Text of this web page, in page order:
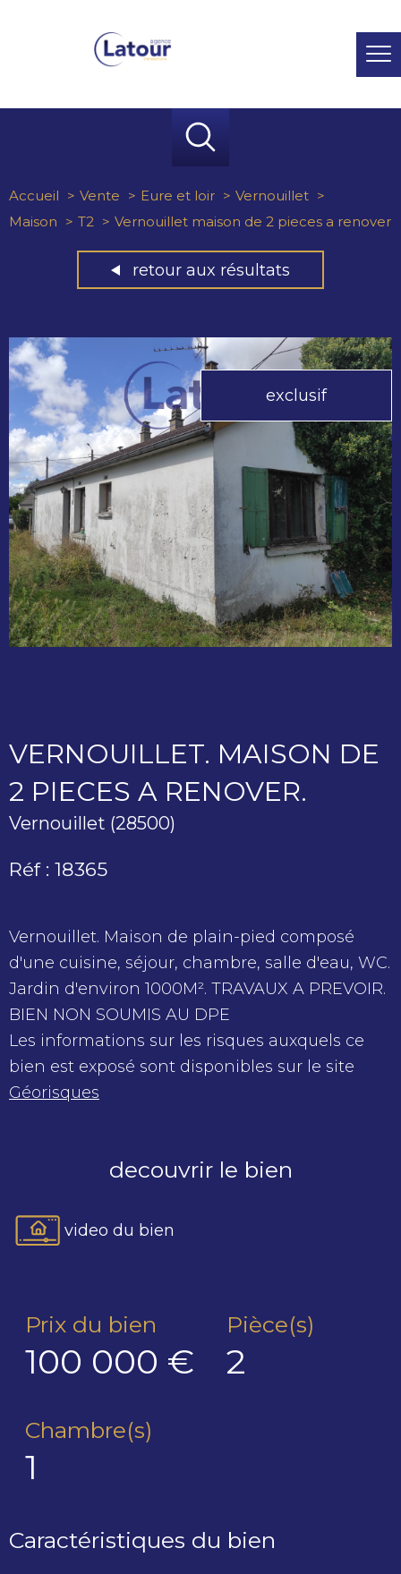
Accueil Vente Eure et loir
Vernouillet
Maison
T2 Vernouillet maison de 2 pieces a renover
retour aux résultats
exclusif
VERNOUILLET. MAISON DE
2 PIECES A RENOVER.
Vernouillet (28500)
Réf : 18365
Vernouillet. Maison de plain-pied composé
d'une cuisine, séjour, chambre, salle d'eau, WC.
Jardin d'environ 1000M². TRAVAUX A PREVOIR.
BIEN NON SOUMIS AU DPE
Les informations sur les risques auxquels ce
bien est exposé sont disponibles sur le site
Géorisques
decouvrir le bien
video du bien
Prix du bien
100 000 €
Pièce(s)
2
Chambre(s)
1
Caractéristiques du bien